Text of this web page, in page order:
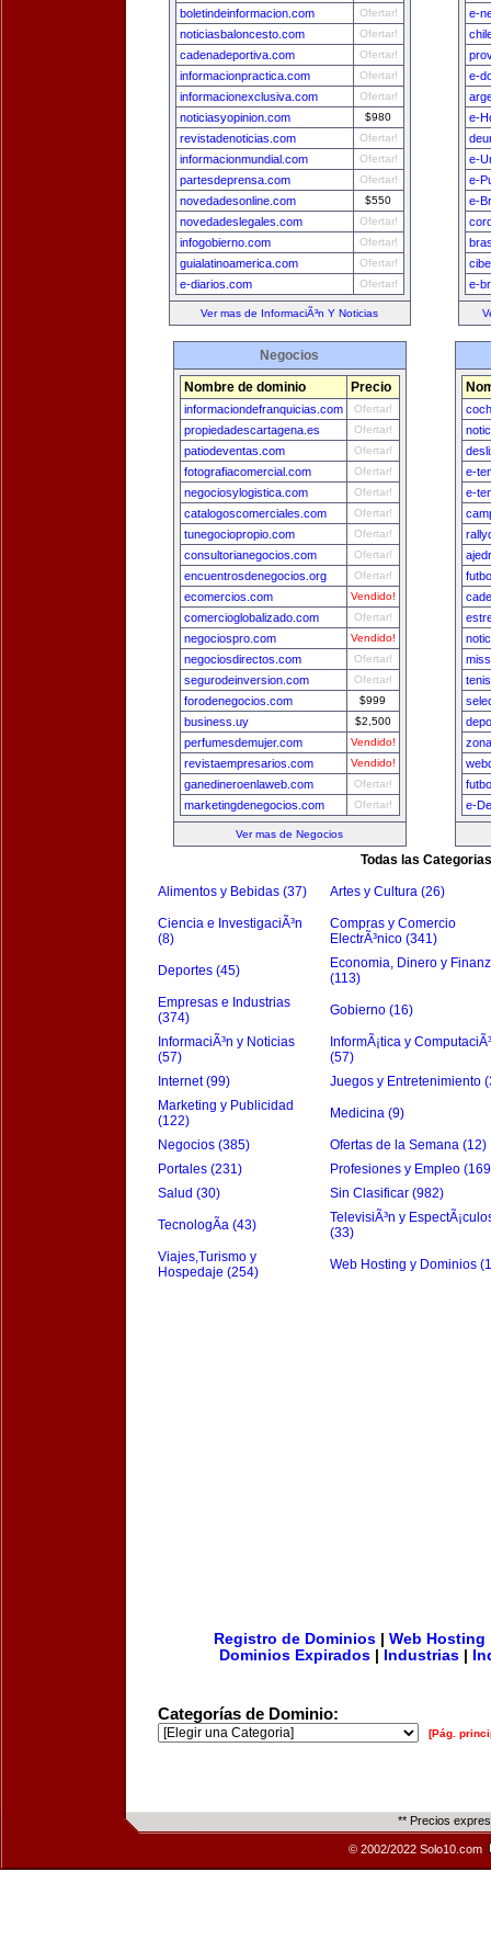
boletindeinformacion.com Ofertar!
noticiasbaloncesto.com Ofertar!
cadenadeportiva.com Ofertar!
informacionpractica.com Ofertar!
informacionexclusiva.com Ofertar!
noticiasyopinion.com $980
revistadenoticias.com Ofertar!
informacionmundial.com Ofertar!
partesdeprensa.com Ofertar!
novedadesonline.com $550
novedadeslegales.com Ofertar!
infogobierno.com Ofertar!
guialatinoamerica.com Ofertar!
e-diarios.com Ofertar!
Ver mas de InformaciÃ³n Y Noticias
e-
e-
e-
e-
e-
e-
e-
Negocios
Nombre de dominio Precio
informaciondefranquicias.com Ofertar!
propiedadescartagena.es Ofertar!
patiodeventas.com Ofertar!
fotografiacomercial.com Ofertar!
negociosylogistica.com Ofertar!
catalogoscomerciales.com Ofertar!
tunegociopropio.com Ofertar!
consultorianegocios.com Ofertar!
encuentrosdenegocios.org Ofertar!
ecomercios.com Vendido!
comercioglobalizado.com Ofertar!
negociospro.com Vendido!
negociosdirectos.com Ofertar!
segurodeinversion.com Ofertar!
forodenegocios.com $999
business.uy $2,500
perfumesdemujer.com Vendido!
revistaempresarios.com Vendido!
ganedineroenlaweb.com Ofertar!
marketingdenegocios.com Ofertar!
Ver mas de Negocios
e-
e-
e-
Todas las Categorias
Alimentos y Bebidas (37) Artes y Cultura (26)
Ciencia e InvestigaciÃ³n
(8)
Compras y Comercio
ElectrÃ³nico (341)
Deportes (45)
Economia, Dinero y
(113)
Empresas e Industrias
(374)
Gobierno (16)
InformaciÃ³n y Noticias
(57)
InformÃ¡tica y
(57)
Internet (99)
Juegos y Entretenimiento
Marketing y Publicidad
(122)
Medicina (9)
Negocios (385)
Ofertas de la Semana (12)
Portales (231)
Profesiones y Empleo
Salud (30)
Sin Clasificar (982)
TecnologÃ­a (43)
TelevisiÃ³n y
(33)
Viajes,Turismo y
Hospedaje (254)
Web Hosting y Dominios
Registro de Dominios| Web Hosting
Dominios Expirados
Industrias
Categorías de Dominio:
[Pág.
** Precios
© 2002/2022 Solo10.com